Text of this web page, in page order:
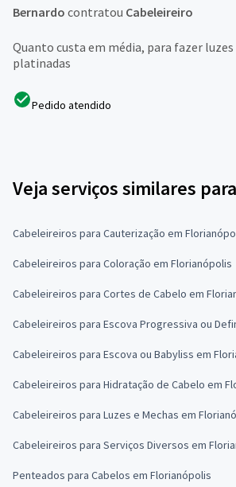
Bernardo contratou Cabeleireiro
Quanto custa em média, para fazer luzes
platinadas
Pedido atendido
Veja serviços similares
Cabeleireiros para Cauterização em
Cabeleireiros para Coloração em Florianópolis
Cabeleireiros para Cortes de Cabelo em
Cabeleireiros para Escova Progressiva ou
Cabeleireiros para Escova ou Babyliss em
Cabeleireiros para Hidratação de Cabelo em
Cabeleireiros para Luzes e Mechas em
Cabeleireiros para Serviços Diversos em
Penteados para Cabelos em Florianópolis